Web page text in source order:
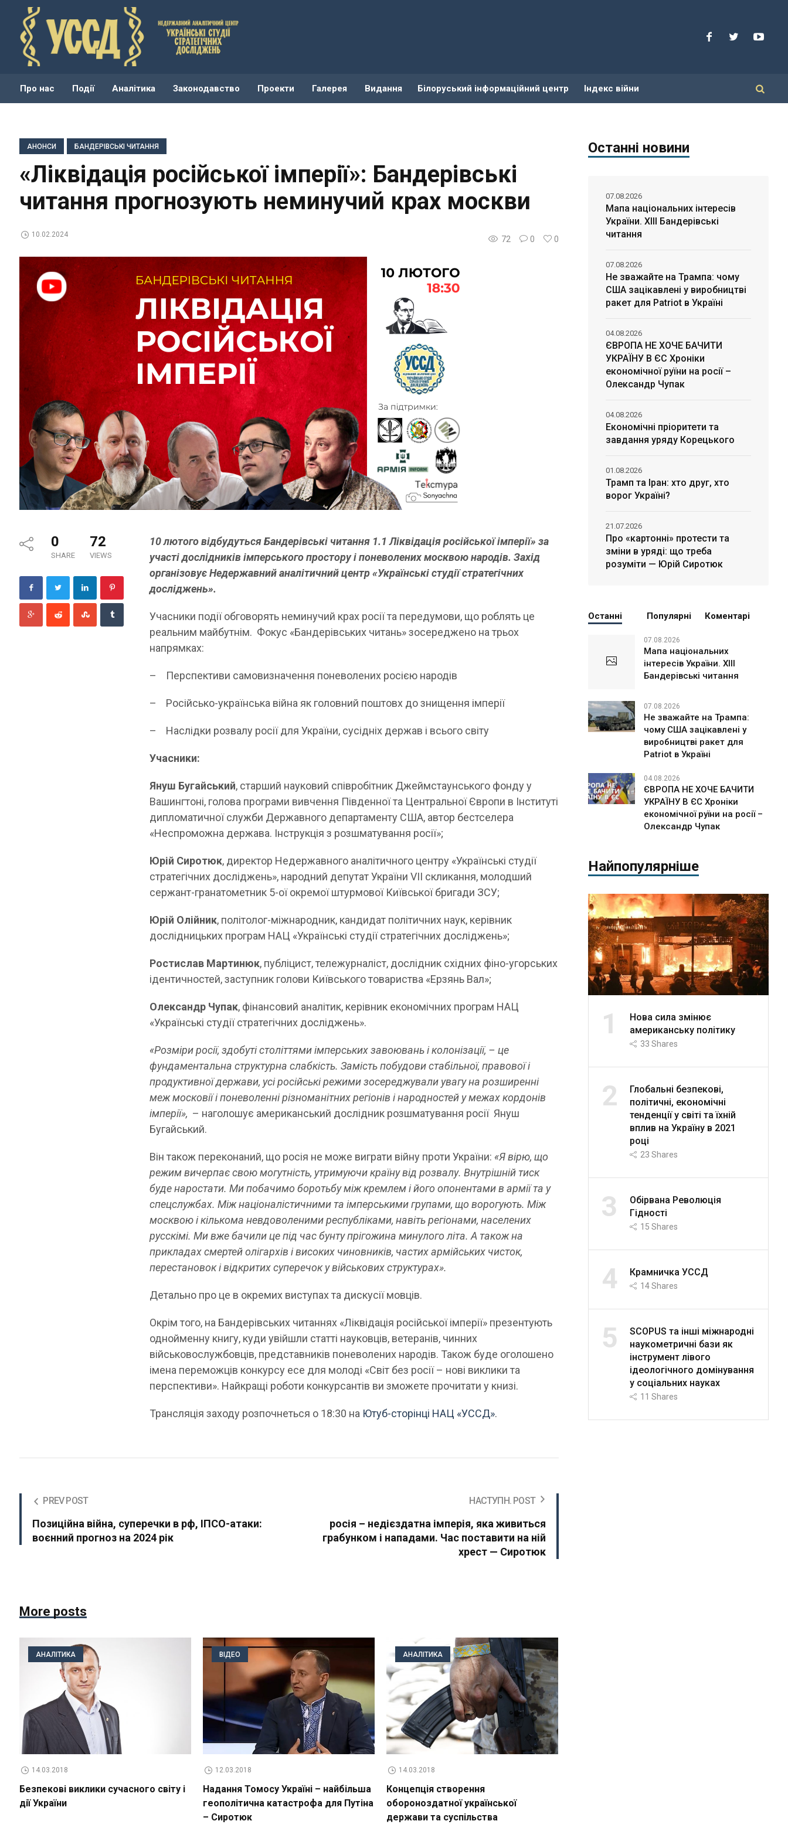
Про нас Події Аналітика Законодавство Проекти Галерея Видання Білоруський інформаційний центр Індекс війни
АНОНСИ БАНДЕРІВСЬКІ ЧИТАННЯ
«Ліквідація російської імперії»: Бандерівські
читання прогнозують неминучий крах москви
72 0 0
10.02.2024
0
SHARE
72
VIEWS
10 лютого відбудуться Бандерівські читання 1.1 Ліквідація російської імперії» за
участі дослідників імперського простору і поневолених москвою народів. Захід
організовує Недержавний аналітичний центр «Українські студії стратегічних
досліджень».
Учасники події обговорять неминучий крах росії та передумови, що роблять це
реальним майбутнім. Фокус «Бандерівських читань» зосереджено на трьох
напрямках:
– Перспективи самовизначення поневолених росією народів
– Російсько-українська війна як головний поштовх до знищення імперії
– Наслідки розвалу росії для України, сусідніх держав і всього світу
Учасники:
Януш Бугайський, старший науковий співробітник Джеймстаунського фонду у
Вашингтоні, голова програми вивчення Південної та Центральної Європи в Інституті
дипломатичної служби Державного департаменту США, автор бестселера
«Неспроможна держава. Інструкція з розшматування росії»;
Юрій Сиротюк, директор Недержавного аналітичного центру «Українські студії
стратегічних досліджень», народний депутат України VII скликання, молодший
сержант-гранатометник 5-ої окремої штурмової Київської бригади ЗСУ;
Юрій Олійник, політолог-міжнародник, кандидат політичних наук, керівник
дослідницьких програм НАЦ «Українські студії стратегічних досліджень»;
Ростислав Мартинюк, публіцист, тележурналіст, дослідник східних фіно-угорських
ідентичностей, заступник голови Київського товариства «Ерзянь Вал»;
Олександр Чупак, фінансовий аналітик, керівник економічних програм НАЦ
«Українські студії стратегічних досліджень».
«Розміри росії, здобуті століттями імперських завоювань і колонізації, – це
фундаментальна структурна слабкість. Замість побудови стабільної, правової і
продуктивної держави, усі російські режими зосереджували увагу на розширенні
меж московії і поневоленні різноманітних регіонів і народностей у межах кордонів
імперії», – наголошує американський дослідник розшматування росії Януш
Бугайський.
Він також переконаний, що росія не може виграти війну проти України: «Я вірю, що
режим вичерпає свою могутність, утримуючи країну від розвалу. Внутрішній тиск
буде наростати. Ми побачимо боротьбу між кремлем і його опонентами в армії та у
спецслужбах. Між націоналістичними та імперськими групами, що ворогують. Між
москвою і кількома невдоволеними республіками, навіть регіонами, населених
русскімі. Ми вже бачили це під час бунту прігожина минулого літа. А також на
прикладах смертей олігархів і високих чиновників, частих армійських чисток,
перестановок і відкритих суперечок у військових структурах».
Детально про це в окремих виступах та дискусії мовців.
Окрім того, на Бандерівських читаннях «Ліквідація російської імперії» презентують
однойменну книгу, куди увійшли статті науковців, ветеранів, чинних
військовослужбовців, представників поневолених народів. Також буде оголошено
імена переможців конкурсу есе для молоді «Світ без росії – нові виклики та
перспективи». Найкращі роботи конкурсантів ви зможете прочитати у книзі.
Трансляція заходу розпочнеться о 18:30 на Ютуб-сторінці НАЦ «УССД».
PREV POST
Позиційна війна, суперечки в рф, ІПСО-атаки:
воєнний прогноз на 2024 рік
НАСТУПН. POST
росія – недієздатна імперія, яка живиться
грабунком і нападами. Час поставити на ній
хрест — Сиротюк
More posts
АНАЛІТИКА
14.03.2018
Безпекові виклики сучасного світу і
дії України
ВІДЕО
12.03.2018
Надання Томосу Україні – найбільша
геополітична катастрофа для Путіна
– Сиротюк
АНАЛІТИКА
14.03.2018
Концепція створення
обороноздатної української
держави та суспільства
Останні новини
Мапа національних інтересів
України. ХІІІ Бандерівські
читання
07.08.2026
Не зважайте на Трампа: чому
США зацікавлені у виробництві
ракет для Patriot в Україні
07.08.2026
ЄВРОПА НЕ ХОЧЕ БАЧИТИ
УКРАЇНУ В ЄС Хроніки
економічної руїни на росії –
Олександр Чупак
04.08.2026
Економічні пріоритети та
завдання уряду Корецького
04.08.2026
Трамп та Іран: хто друг, хто
ворог Україні?
01.08.2026
Про «картонні» протести та
зміни в уряді: що треба
розуміти — Юрій Сиротюк
21.07.2026
Останні Популярні Коментарі
07.08.2026
Мапа національних
інтересів України. ХІІІ
Бандерівські читання
07.08.2026
Не зважайте на Трампа:
чому США зацікавлені у
виробництві ракет для
Patriot в Україні
04.08.2026
ЄВРОПА НЕ ХОЧЕ БАЧИТИ
УКРАЇНУ В ЄС Хроніки
економічної руїни на росії –
Олександр Чупак
Найпопулярніше
1
Нова сила змінює
американську політику
33 Shares
2
Глобальні безпекові,
політичні, економічні
тенденції у світі та їхній
вплив на Україну в 2021
році
23 Shares
3
Обірвана Революція
Гідності
15 Shares
4 Крамничка УССД
14Shares
5
SCOPUS та інші міжнародні
наукометричні бази як
інструмент лівого
ідеологічного домінування
у соціальних науках
11 Shares